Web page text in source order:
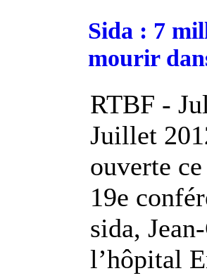
Sida : 7
mourir
RTBF -
Juillet
ouverte
19e
sida,
l’hôpital